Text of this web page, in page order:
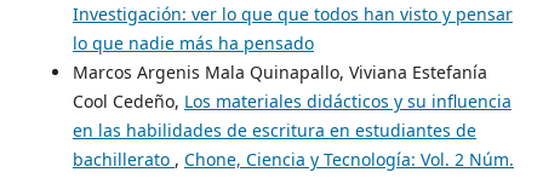
Investigación: ver lo que que todos han visto y pensar
lo que nadie más ha pensado
Marcos Argenis Mala Quinapallo, Viviana Estefanía
Cool Cedeño, Los materiales didácticos y su influencia
en las habilidades de escritura en estudiantes de
bachillerato , Chone, Ciencia y Tecnología: Vol. 2 Núm.